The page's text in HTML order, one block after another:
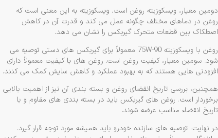
معیار، ویسکوزیته روغن است. ویسکوزیته به این معنی است که
در دماهای مختلف چگونه عمل می‌ کند و قدرت آن در کاهش
بین قطعات متحرک گیربکس را نشان می ‌دهد.
روغن با ویسکوزیته 75W-90 معمولاً برای گیربکس ‌های دستی توصیه می
سومین معیار، کیفیت روغن است. روغن‌ های با کیفیت معمولاً دارای
هایی هستند که به بهبود عملکرد و کاهش سایش کمک می‌ کنند.
بررسی تاریخ انقضای روغن و بسته‌ بندی آن نیز از اهمیت بالایی
است. روغن‌ های گیربکس باید در بسته ‌بندی ‌های مقاوم و با
انقضاء مناسب عرضه شوند.
نهایت، توصیه ‌های سازنده خودرو باید همیشه مورد توجه قرار گیرد.